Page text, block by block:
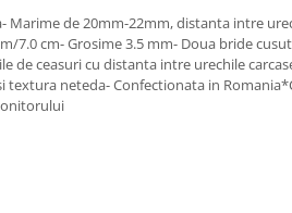
Marime de 20mm-22mm, distanta intre
7.0 cm- Grosime 3.5 mm- Doua bride
de ceasuri cu distanta intre urechile
textura neteda- Confectionata in